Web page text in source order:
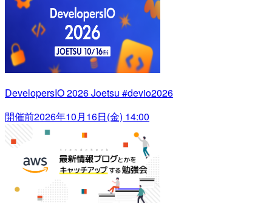
DevelopersIO 2026 Joetsu #devio2026
開催前2026年10月16日(金) 14:00